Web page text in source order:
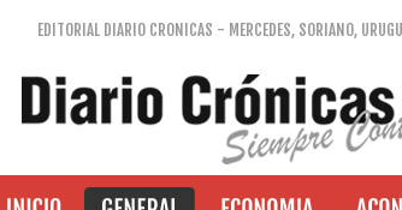
EDITORIAL DIARIO CRONICAS - MERCEDES, SORIANO,